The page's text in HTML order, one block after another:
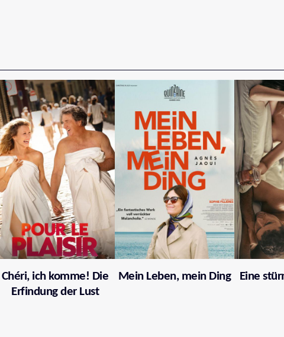
Chéri, ich komme! Die
Erfindung der Lust
Mein Leben, mein Ding Eine